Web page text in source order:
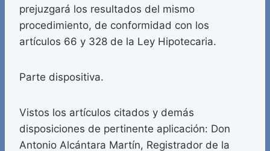
prejuzgará los resultados del mismo
procedimiento, de conformidad con los
artículos 66 y 328 de la Ley Hipotecaria.
Parte dispositiva.
Vistos los artículos citados y demás
disposiciones de pertinente aplicación: Don
Antonio Alcántara Martín, Registrador de la